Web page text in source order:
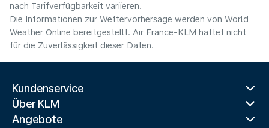
nach Tarifverfügbarkeit variieren.
Die Informationen zur Wettervorhersage werden von World
Weather Online bereitgestellt. Air France-KLM haftet nicht
für die Zuverlässigkeit dieser Daten.
Kundenservice
Über KLM
Angebote